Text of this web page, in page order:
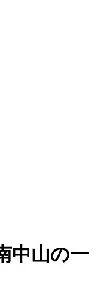
中山の一